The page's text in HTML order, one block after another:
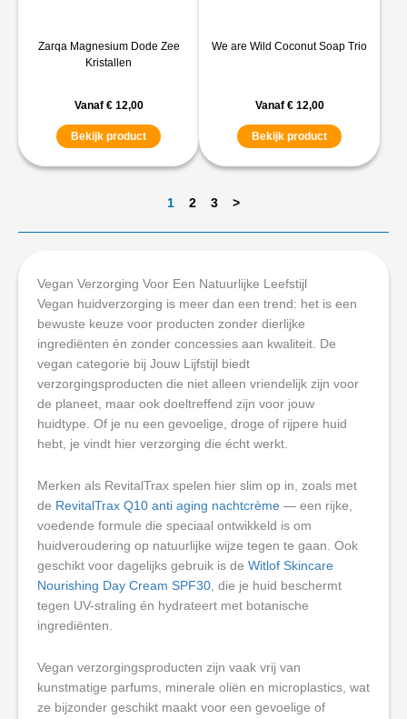
Zarqa Magnesium Dode Zee
Kristallen
Vanaf €12,00
Bekijk product
We are Wild Coconut Soap Trio
Vanaf €12,00
Bekijk product
1 2 3 >
Vegan Verzorging Voor Een Natuurlijke Leefstijl
Vegan huidverzorging is meer dan een trend: het is een
bewuste keuze voor producten zonder dierlijke
ingrediënten én zonder concessies aan kwaliteit. De
vegan categorie bij Jouw Lijfstijl biedt
verzorgingsproducten die niet alleen vriendelijk zijn voor
de planeet, maar ook doeltreffend zijn voor jouw
huidtype. Of je nu een gevoelige, droge of rijpere huid
hebt, je vindt hier verzorging die écht werkt.
Merken als RevitalTrax spelen hier slim op in, zoals met
de RevitalTrax Q10 anti aging nachtcrème — een rijke,
voedende formule die speciaal ontwikkeld is om
huidveroudering op natuurlijke wijze tegen te gaan. Ook
geschikt voor dagelijks gebruik is de Witlof Skincare
Nourishing Day Cream SPF30 , die je huid beschermt
tegen UV-straling én hydrateert met botanische
ingrediënten.
Vegan verzorgingsproducten zijn vaak vrij van
kunstmatige parfums, minerale oliën en microplastics, wat
ze bijzonder geschikt maakt voor een gevoelige of